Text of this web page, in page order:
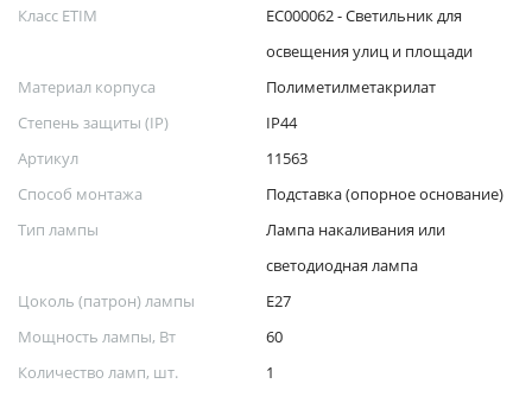
Класс ETIM
EC000062 - Светильник для
освещения улиц и площади
Материал корпуса
Полиметилметакрилат
Степень защиты (IP)
IP44
Артикул
11563
Способ монтажа
Подставка (опорное основание)
Тип лампы
Лампа накаливания или
светодиодная лампа
Цоколь (патрон) лампы
Е27
Мощность лампы, Вт
60
Количество ламп, шт.
1